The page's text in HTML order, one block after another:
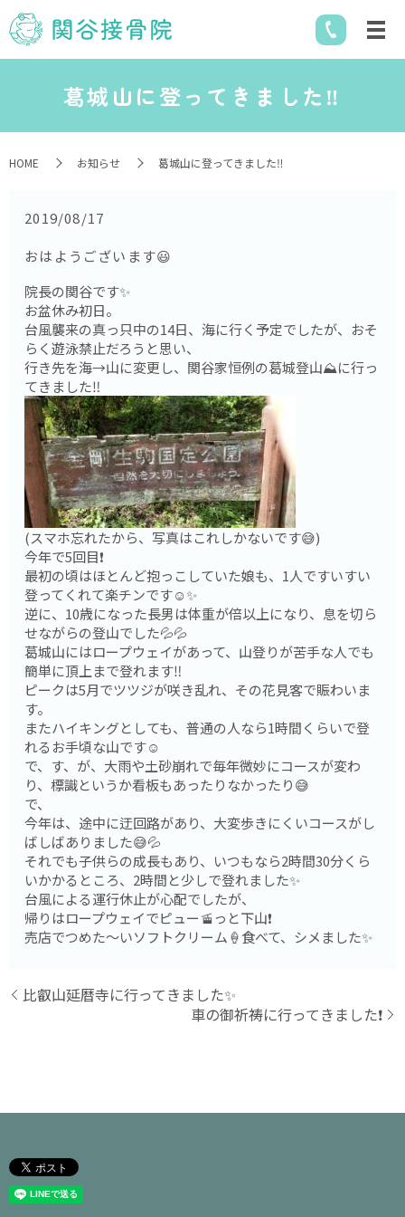
葛城山に登ってきました‼️
HOME お知らせ 葛城山に登ってきました‼️
2019/08/17
おはようございます😃
院長の関谷です✨
お盆休み初日。
台風襲来の真っ只中の14日、海に行く予定でしたが、おそ
らく遊泳禁止だろうと思い、
行き先を海→山に変更し、関谷家恒例の葛城登山⛰に行っ
てきました‼️
(スマホ忘れたから、写真はこれしかないです😅)
今年で5回目❗️
最初の頃はほとんど抱っこしていた娘も、1人ですいすい
登ってくれて楽チンです☺️✨
逆に、10歳になった長男は体重が倍以上になり、息を切ら
せながらの登山でした💦💦
葛城山にはロープウェイがあって、山登りが苦手な人でも
簡単に頂上まで登れます‼️
ピークは5月でツツジが咲き乱れ、その花見客で賑わいま
す。
またハイキングとしても、普通の人なら1時間くらいで登
れるお手頃な山です☺️
で、す、が、大雨や土砂崩れで毎年微妙にコースが変わ
り、標識というか看板もあったりなかったり😅
で、
今年は、途中に迂回路があり、大変歩きにくいコースがし
ばしばありました😅💦
それでも子供らの成長もあり、いつもなら2時間30分くら
いかかるところ、2時間と少しで登れました✨
台風による運行休止が心配でしたが、
帰りはロープウェイでピュー🚡っと下山❗️
売店でつめた〜いソフトクリーム🍦食べて、シメました✨
比叡山延暦寺に行ってきました✨
車の御祈祷に行ってきました❗️